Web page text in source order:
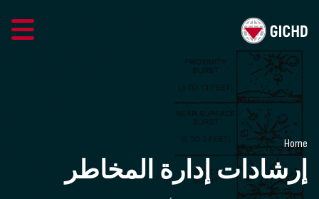
ARABIC
GICHD SITE
اتصل بنا
إرشادات إدارة المخاطر
Home
إرشادات إدارة المخاطر